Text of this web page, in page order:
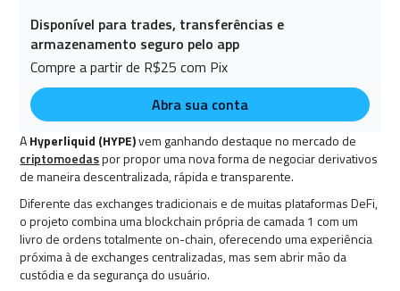
Disponível para trades, transferências e
armazenamento seguro pelo app
Compre a partir de R$25 com Pix
Abra sua conta
AHyperliquid (HYPE)vem ganhando destaque no mercado de
criptomoedaspor propor uma nova forma de negociar derivativos
de maneira descentralizada, rápida e transparente.
Diferente das exchanges tradicionais e de muitas plataformas DeFi,
o projeto combina uma blockchain própria de camada 1 com um
livro de ordens totalmente on-chain, oferecendo uma experiência
próxima à de exchanges centralizadas, mas sem abrir mão da
custódia e da segurança do usuário.